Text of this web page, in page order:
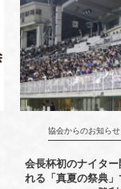
協会からのお知ら
会長杯初のナイタ
れる「真夏の祭典